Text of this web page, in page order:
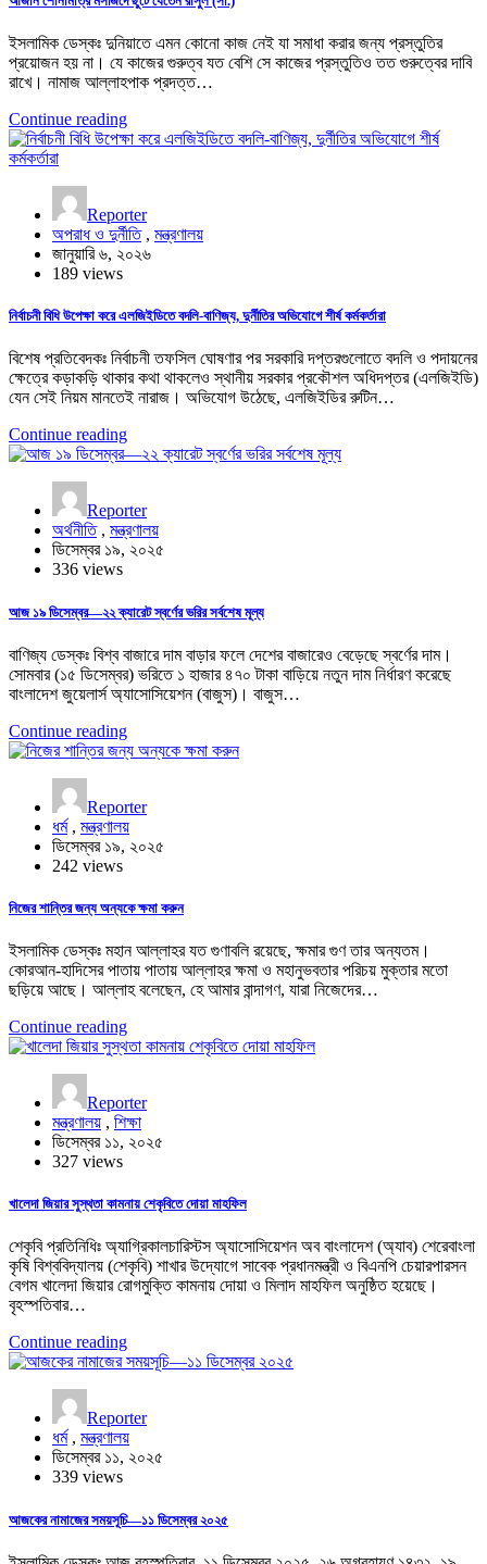
ইসলামিক ডেস্কঃ দুনিয়াতে এমন কোনো কাজ নেই যা সমাধা করার জন্য প্রস্তুতির
প্রয়োজন হয় না। যে কাজের গুরুত্ব যত বেশি সে কাজের প্রস্তুতিও তত গুরুত্বের দাবি
রাখে। নামাজ আল্লাহপাক প্রদত্ত…
Continue reading
Reporter
অপরাধ ও দুর্নীতি, মন্ত্রণালয়
জানুয়ারি ৬, ২০২৬
189 views
নির্বাচনী বিধি উপেক্ষা করে এলজিইডিতে বদলি-বাণিজ্য, দুর্নীতির অভিযোগে শীর্ষ কর্মকর্তারা
বিশেষ প্রতিবেদকঃ নির্বাচনী তফসিল ঘোষণার পর সরকারি দপ্তরগুলোতে বদলি ও পদায়নের
ক্ষেত্রে কড়াকড়ি থাকার কথা থাকলেও স্থানীয় সরকার প্রকৌশল অধিদপ্তর (এলজিইডি)
যেন সেই নিয়ম মানতেই নারাজ। অভিযোগ উঠেছে, এলজিইডির রুটিন…
Continue reading
Reporter
অর্থনীতি, মন্ত্রণালয়
ডিসেম্বর ১৯, ২০২৫
336 views
আজ ১৯ ডিসেম্বর—২২ ক্যারেট স্বর্ণের ভরির সর্বশেষ মূল্য
বাণিজ্য ডেস্কঃ বিশ্ব বাজারে দাম বাড়ার ফলে দেশের বাজারেও বেড়েছে স্বর্ণের দাম।
সোমবার (১৫ ডিসেম্বর) ভরিতে ১ হাজার ৪৭০ টাকা বাড়িয়ে নতুন দাম নির্ধারণ করেছে
বাংলাদেশ জুয়েলার্স অ্যাসোসিয়েশন (বাজুস)। বাজুস…
Continue reading
Reporter
ধর্ম, মন্ত্রণালয়
ডিসেম্বর ১৯, ২০২৫
242 views
নিজের শান্তির জন্য অন্যকে ক্ষমা করুন
ইসলামিক ডেস্কঃ মহান আল্লাহর যত গুণাবলি রয়েছে, ক্ষমার গুণ তার অন্যতম।
কোরআন-হাদিসের পাতায় পাতায় আল্লাহর ক্ষমা ও মহানুভবতার পরিচয় মুক্তার মতো
ছড়িয়ে আছে। আল্লাহ বলেছেন, হে আমার বান্দাগণ, যারা নিজেদের…
Continue reading
Reporter
মন্ত্রণালয় , শিক্ষা
ডিসেম্বর ১১, ২০২৫
327 views
খালেদা জিয়ার সুস্থতা কামনায় শেকৃবিতে দোয়া মাহফিল
শেকৃবি প্রতিনিধিঃ অ্যাগ্রিকালচারিস্টস অ্যাসোসিয়েশন অব বাংলাদেশ (অ্যাব) শেরেবাংলা
কৃষি বিশ্ববিদ্যালয় (শেকৃবি) শাখার উদ্যোগে সাবেক প্রধানমন্ত্রী ও বিএনপি চেয়ারপারসন
বেগম খালেদা জিয়ার রোগমুক্তি কামনায় দোয়া ও মিলাদ মাহফিল অনুষ্ঠিত হয়েছে।
বৃহস্পতিবার…
Continue reading
Reporter
ধর্ম, মন্ত্রণালয়
ডিসেম্বর ১১, ২০২৫
339 views
আজকের নামাজের সময়সূচি—১১ ডিসেম্বর ২০২৫